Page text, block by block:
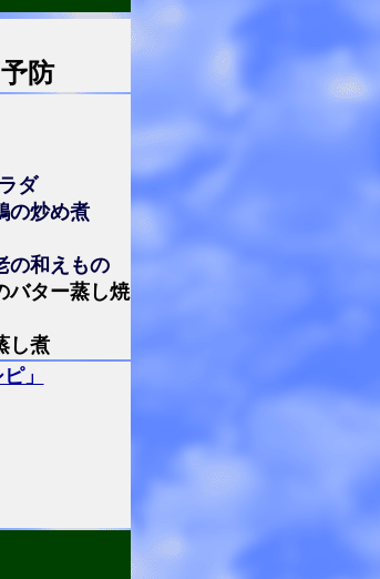
防
ダ
の炒め煮
の和えもの
バター蒸し焼
し煮
」